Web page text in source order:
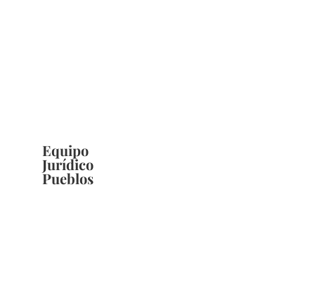
Equipo
Jurídico
Pueblos